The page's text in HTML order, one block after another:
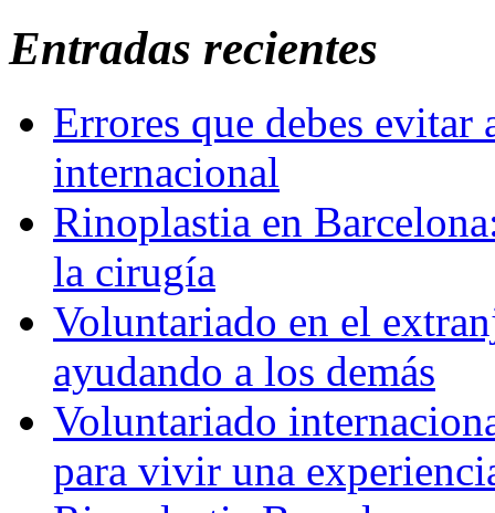
Entradas recientes
Errores que debes
internacional
Rinoplastia en
la cirugía
Voluntariado en el
ayudando a los demás
Voluntariado
para vivir una